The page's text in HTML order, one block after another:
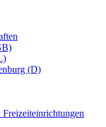
(D)
Freizeiteinrichtungen